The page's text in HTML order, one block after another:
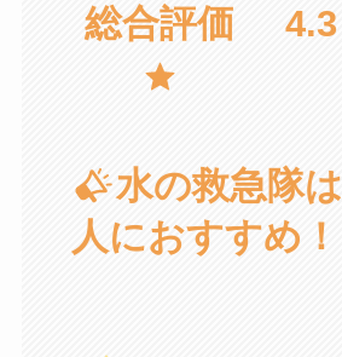
総合評価
水の救急隊
人におすすめ！